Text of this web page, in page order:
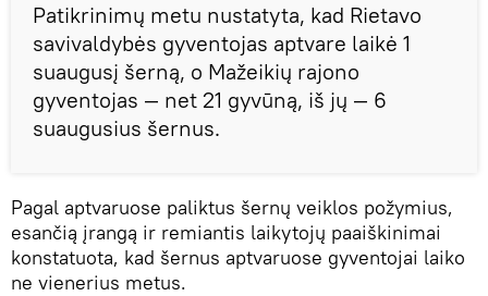
Patikrinimų metu nustatyta, kad Rietavo
savivaldybės gyventojas aptvare laikė 1
suaugusį šerną, o Mažeikių rajono
gyventojas — net 21 gyvūną, iš jų — 6
suaugusius šernus.
Pagal aptvaruose paliktus šernų veiklos požymius,
esančią įrangą ir remiantis laikytojų paaiškinimai
konstatuota, kad šernus aptvaruose gyventojai laiko
ne vienerius metus.